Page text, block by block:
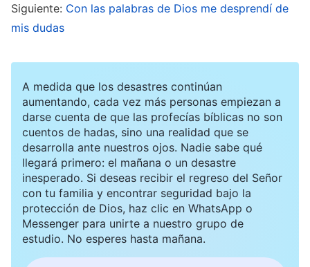
No obstante, sabía que la seguridad de Li Yun
estaba en peligro. Si se presentaba allí podrían
detenerla, lo cual tendría consecuencias aún
peores. Me di cuenta de que no podía hacer eso,
así que tenía que encargarme yo de la elección.
Más tarde, percibí que mi estado no era el
correcto y comencé a hacer autorreflexión. ¿Por
qué me daba tanto miedo asumir
responsabilidades? Oré aDios y le pedí que me
esclareciera a fin de comprender mis problemas.
Siguiente: Con las palabras de Dios me desprendí de
mis dudas
A medida que los desastres continúan
aumentando, cada vez más personas empiezan a
darse cuenta de que las profecías bíblicas no son
cuentos de hadas, sino una realidad que se
desarrolla ante nuestros ojos. Nadie sabe qué
llegará primero: el mañana o un desastre
inesperado. Si deseas recibir el regreso del Señor
con tu familia y encontrar seguridad bajo la
protección de Dios, haz clic en WhatsApp o
Messenger para unirte a nuestro grupo de
estudio. No esperes hasta mañana.